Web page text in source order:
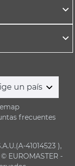
un país
frecuentes
41014523 ),
EUROMASTER -